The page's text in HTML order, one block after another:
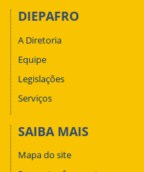
DIEPAFRO
A Diretoria
Equipe
Legislações
Serviços
SAIBA MAIS
Mapa do site